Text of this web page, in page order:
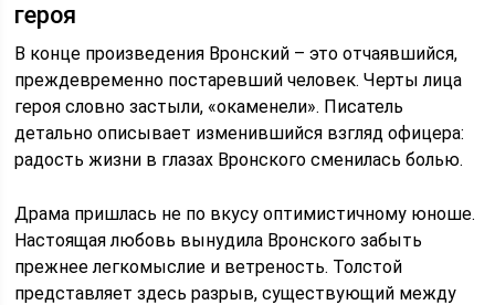
героя
В конце произведения Вронский – это отчаявшийся,
преждевременно постаревший человек. Черты лица
героя словно застыли, «окаменели». Писатель
детально описывает изменившийся взгляд офицера:
радость жизни в глазах Вронского сменилась болью.
Драма пришлась не по вкусу оптимистичному юноше.
Настоящая любовь вынудила Вронского забыть
прежнее легкомыслие и ветреность. Толстой
представляет здесь разрыв, существующий между